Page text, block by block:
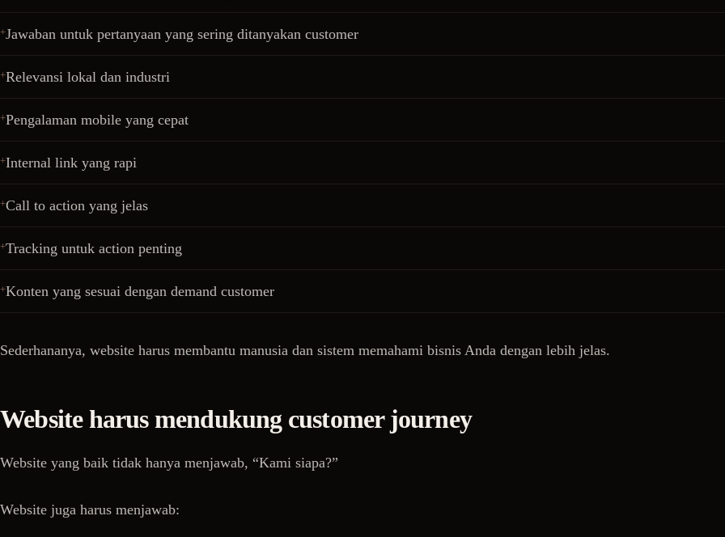
Jawaban untuk pertanyaan yang sering ditanyakan customer
Relevansi lokal dan industri
Pengalaman mobile yang cepat
Internal link yang rapi
Call to action yang jelas
Tracking untuk action penting
Konten yang sesuai dengan demand customer
Sederhananya, website harus membantu manusia dan sistem memahami bisnis Anda dengan lebih jelas.
Website harus mendukung customer journey
Website yang baik tidak hanya menjawab, “Kami siapa?”
Website juga harus menjawab: